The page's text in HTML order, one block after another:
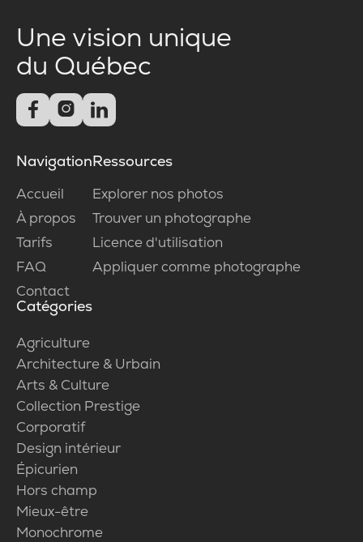
Une vision unique
du Québec
  
Navigation
Accueil
À propos
Tarifs
FAQ
Contact
Ressources
Explorer nos photos
Trouver un photographe
Licence d'utilisation
Appliquer comme photographe
Catégories
Agriculture
Architecture & Urbain
Arts & Culture
Collection Prestige
Corporatif
Design intérieur
Épicurien
Hors champ
Mieux-être
Monochrome